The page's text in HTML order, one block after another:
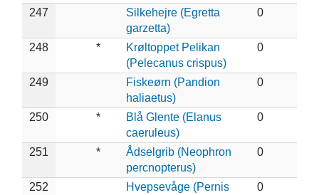
247
Silkehejre (Egretta
garzetta)
0
248 *
Krøltoppet Pelikan
(Pelecanus crispus)
0
249
Fiskeørn (Pandion
haliaetus)
0
250 *
Blå Glente (Elanus
caeruleus)
0
251 *
Ådselgrib (Neophron
percnopterus)
0
252
Hvepsevåge (Pernis
0